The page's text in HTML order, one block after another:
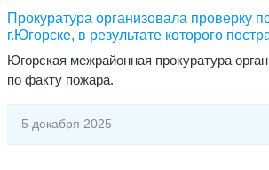
Прокуратура организовала проверку
г.Югорске, в результате которого
​Югорская межрайонная прокуратура
по факту пожара.
5 декабря 2025